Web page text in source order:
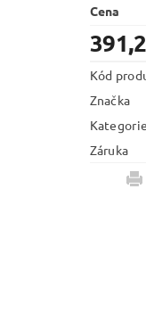
Cena
Kód
Značka
Kategorie
Záruka